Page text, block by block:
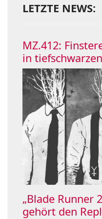
LETZTE NEWS:
MZ.412:
in
„Blade Runner
gehört den